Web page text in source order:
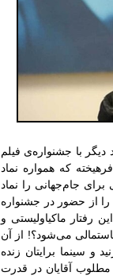
دیگر با جشنواره‌ی فیلم
که همواره نماد
جام‌جهانی را نماد
از حضور در جشنواره
رفتار ماکیاولیستی و
می‌شود؟! از آن
سینما برایتان زنده
مطلوب آقایان در قدرت